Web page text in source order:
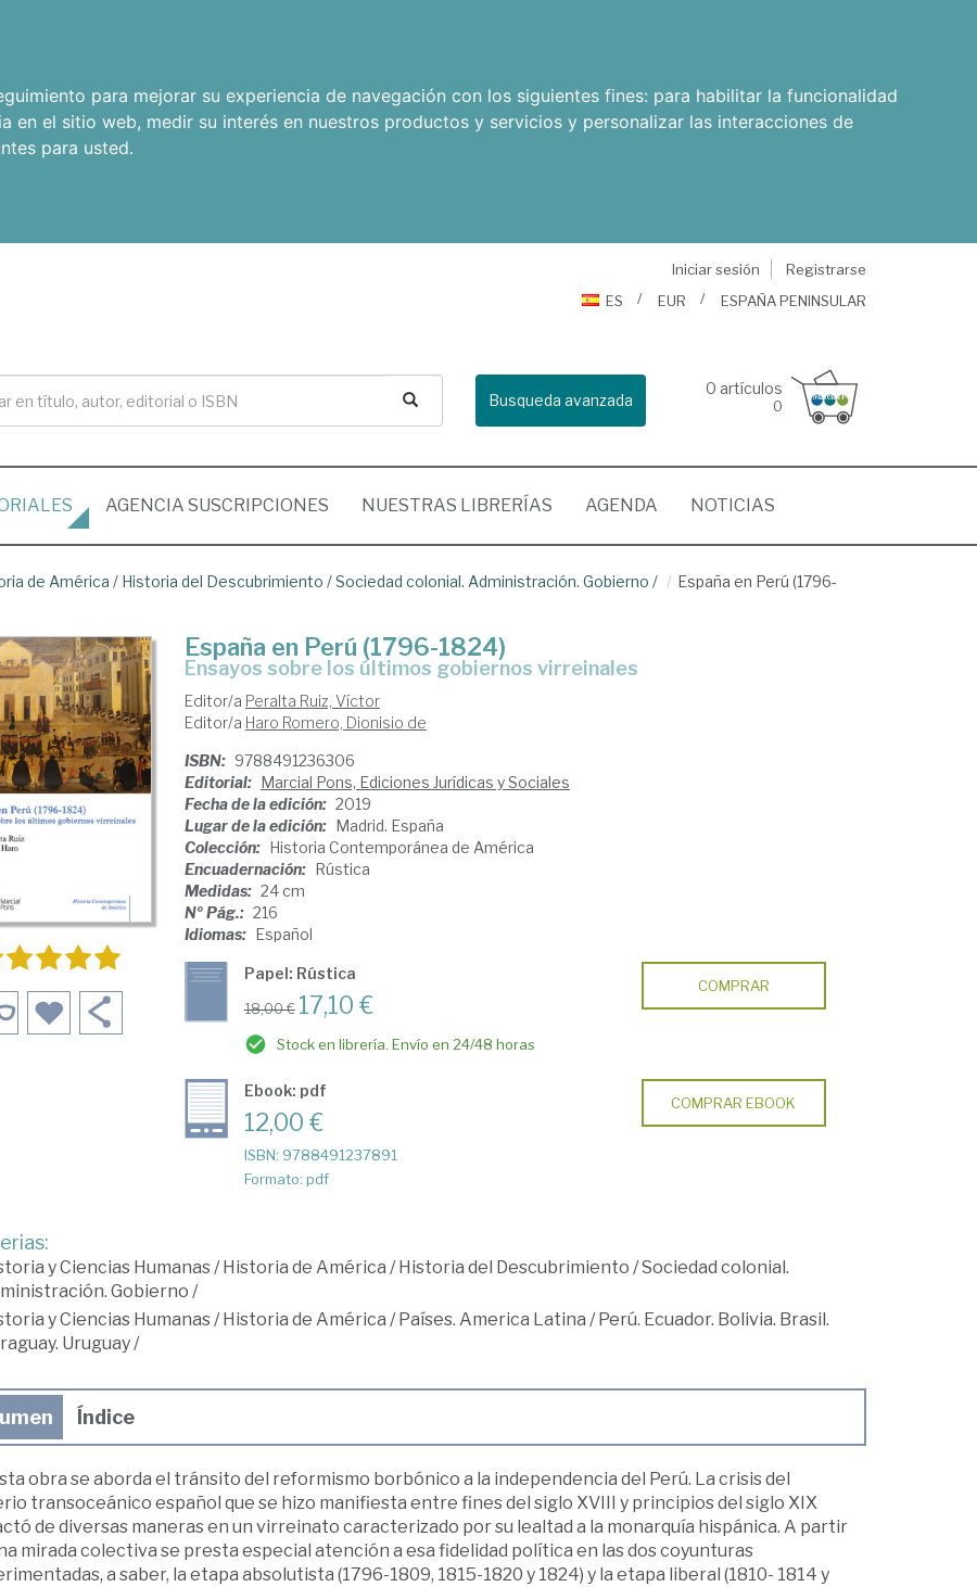
para mejorar su experiencia de navegación con los siguientes fines: para habilitar la funcionalidad
en el sitio web, medir su interés en nuestros productos y servicios y personalizar las interacciones de
para usted.
Iniciar sesión
Registrarse
ES
EUR ESPAÑA PENINSULAR
Busqueda avanzada
0 artículos
0
AGENCIA SUSCRIPCIONES NUESTRAS LIBRERÍAS AGENDA NOTICIAS
de América / Historia del Descubrimiento /Sociedad colonial. Administración. Gobierno /
España en Perú (1796-
España en Perú (1796-1824)
Ensayos sobre los últimos gobiernos virreinales
Editor/a Peralta Ruiz, Víctor
Editor/a Haro Romero, Dionisio de
ISBN: 9788491236306
Editorial: Marcial Pons, Ediciones Jurídicas y Sociales
Fecha de la edición: 2019
Lugar de la edición: Madrid. España
Colección: Historia Contemporánea de América
Encuadernación: Rústica
Medidas: 24 cm
Nº Pág.: 216
Idiomas: Español
Papel: Rústica
18,00 € 17,10 €
Stock en librería. Envío en 24/48 horas
COMPRAR
Ebook: pdf
12,00 €
ISBN: 9788491237891
Formato: pdf
COMPRAR EBOOK
y Ciencias Humanas/Historia de América /Historia del Descubrimiento /Sociedad colonial.
Gobierno /
y Ciencias Humanas/Historia de América /Países. America Latina /Perú. Ecuador. Bolivia. Brasil.
Uruguay/
Índice
obra se aborda el tránsito del reformismo borbónico a la independencia del Perú. La crisis del
transoceánico español que se hizo manifiesta entre fines del siglo XVIII y principios del siglo XIX
de diversas maneras en un virreinato caracterizado por su lealtad a la monarquía hispánica. A partir
mirada colectiva se presta especial atención a esa fidelidad política en las dos coyunturas
a saber, la etapa absolutista (1796-1809, 1815-1820 y 1824) y la etapa liberal (1810- 1814 y